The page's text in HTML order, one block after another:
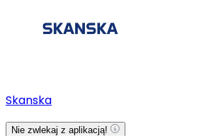
Skanska
Nie zwlekaj z aplikacją!